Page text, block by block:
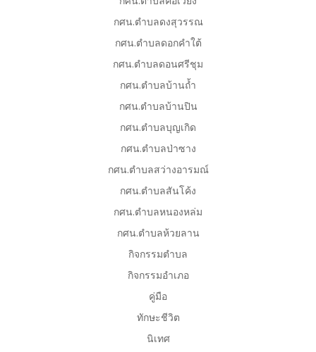
กศน.ตำบลดงสุวรรณ
กศน.ตำบลดอกคำใต้
กศน.ตำบลดอนศรีชุม
กศน.ตำบลบ้านถ้ำ
กศน.ตำบลบ้านปิน
กศน.ตำบลบุญเกิด
กศน.ตำบลป่าซาง
กศน.ตำบลสว่างอารมณ์
กศน.ตำบลสันโค้ง
กศน.ตำบลหนองหล่ม
กศน.ตำบลห้วยลาน
กิจกรรมตำบล
กิจกรรมอำเภอ
คู่มือ
ทักษะชีวิต
นิเทศ